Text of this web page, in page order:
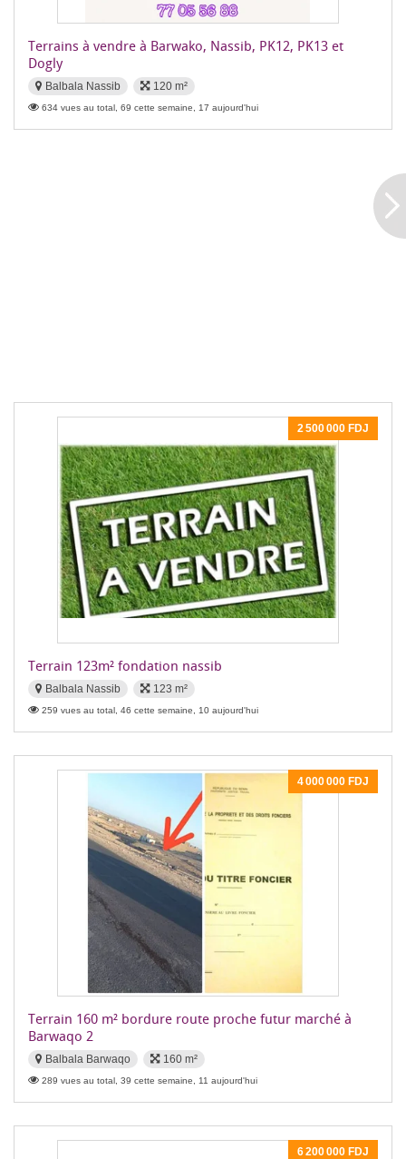
Terrains à vendre à Barwako, Nassib, PK12, PK13 et
Dogly
Balbala Nassib 120 m²
634 vues au total, 69 cette semaine, 17 aujourd'hui
2 500 000 FDJ
Terrain 123m² fondation nassib
Balbala Nassib 123 m²
259 vues au total, 46 cette semaine, 10 aujourd'hui
4 000 000 FDJ
Terrain 160 m² bordure route proche futur marché à
Barwaqo 2
Balbala Barwaqo 160 m²
289 vues au total, 39 cette semaine, 11 aujourd'hui
6 200 000 FDJ